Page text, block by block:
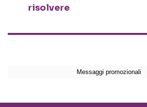
risolvere